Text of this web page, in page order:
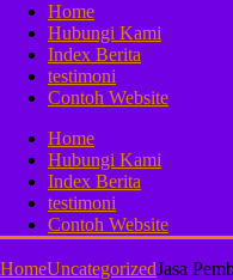
Home
Hubungi Kami
Index Berita
testimoni
Contoh Website
Home
Hubungi Kami
Index Berita
testimoni
Contoh Website
HomeUncategorizedJasa